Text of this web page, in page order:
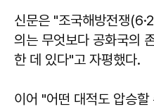
신문은 "조국해방전쟁
의는 무엇보다 공화국의
한 데 있다"고 자평했다.
이어 "어떤 대적도 압승